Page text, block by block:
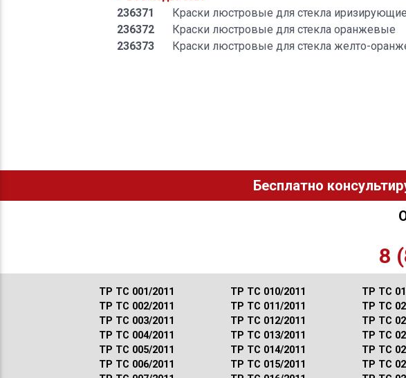
236371
Краски люстровые для стекла иризирующие
236372
Краски люстровые для стекла оранжевые
236373
Краски люстровые для стекла желто-
Бесплатно
8
ТР ТС 001/2011
ТР ТС 002/2011
ТР ТС 003/2011
ТР ТС 004/2011
ТР ТС 005/2011
ТР ТС 006/2011
ТР ТС 010/2011
ТР ТС 011/2011
ТР ТС 012/2011
ТР ТС 013/2011
ТР ТС 014/2011
ТР ТС 015/2011
ТР ТС
ТР ТС
ТР ТС
ТР ТС
ТР ТС
ТР ТС